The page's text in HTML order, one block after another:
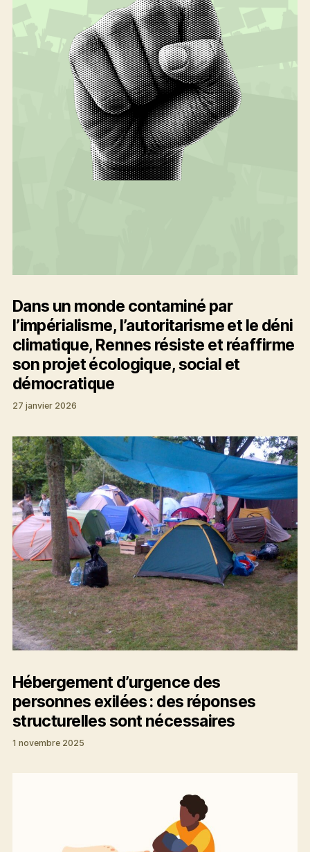
Dans un monde contaminé par
l’impérialisme, l’autoritarisme et le déni
climatique, Rennes résiste et réaffirme
son projet écologique, social et
démocratique
27 janvier 2026
Hébergement d’urgence des
personnes exilées : des réponses
structurelles sont nécessaires
1 novembre 2025